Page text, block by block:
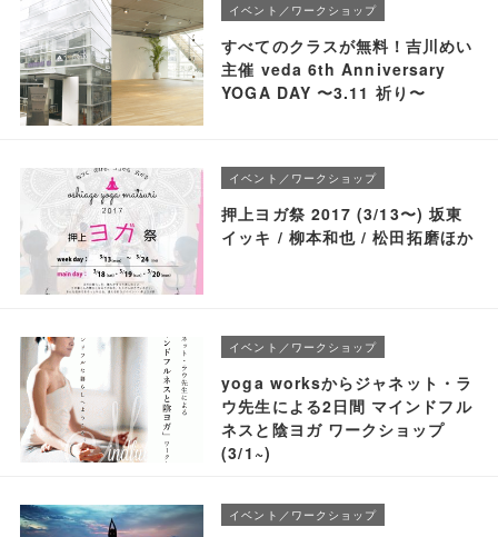
イベント／ワークショップ
すべてのクラスが無料！吉川めい
主催 veda 6th Anniversary
YOGA DAY 〜3.11 祈り〜
イベント／ワークショップ
押上ヨガ祭 2017 (3/13〜) 坂東
イッキ / 柳本和也 / 松田拓磨ほか
イベント／ワークショップ
yoga worksからジャネット・ラ
ウ先生による2日間 マインドフル
ネスと陰ヨガ ワークショップ
(3/1~)
イベント／ワークショップ